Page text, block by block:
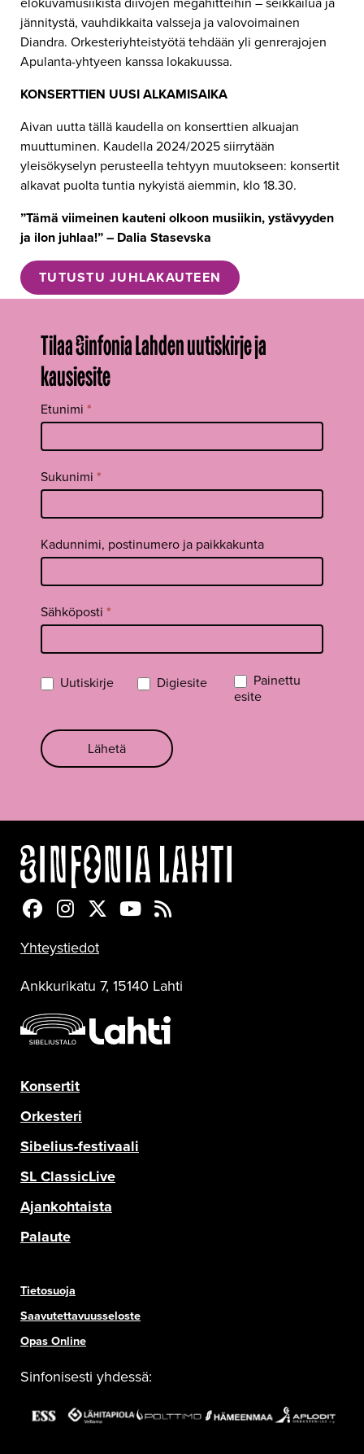
jännitystä, vauhdikkaita valsseja ja valovoimainen
Diandra. Orkesteriyhteistyötä tehdään yli genrerajojen
Apulanta-yhtyeen kanssa lokakuussa.
KONSERTTIEN UUSI ALKAMISAIKA
Aivan uutta tällä kaudella on konserttien alkuajan
muuttuminen. Kaudella 2024/2025 siirrytään
yleisökyselyn perusteella tehtyyn muutokseen: konsertit
alkavat puolta tuntia nykyistä aiemmin, klo 18.30.
”Tämä viimeinen kauteni olkoon musiikin, ystävyyden
ja ilon juhlaa!” – Dalia Stasevska
TUTUSTU JUHLAKAUTEEN
Tilaa Sinfonia Lahden uutiskirje ja
kausiesite
Tilaa
uutiskirje
footer FI
Etunimi *
Sukunimi *
Kadunnimi, postinumero ja paikkakunta
Sähköposti *
Uutiskirje Digiesite
Painettu
esite
Lähetä
Sinfonia Lahti Facebookissa
Sinfonia Lahti Instagramissa
Sinfonia Lahti Twitterissä
Sinfonia Lahti YouTubessa
Sinfonia Lahti RSS-feed
Yhteystiedot
Ankkurikatu 7, 15140 Lahti
Konsertit
Orkesteri
Sibelius-festivaali
SL ClassicLive
Ajankohtaista
Palaute
Tietosuoja
Saavutettavuusseloste
Opas Online
Sinfonisesti yhdessä: